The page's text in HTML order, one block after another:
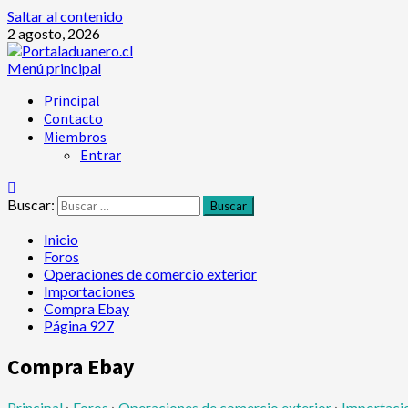
Saltar al contenido
2 agosto, 2026
Menú principal
Principal
Contacto
Miembros
Entrar
Buscar:
Inicio
Foros
Operaciones de comercio exterior
Importaciones
Compra Ebay
Página 927
Compra Ebay